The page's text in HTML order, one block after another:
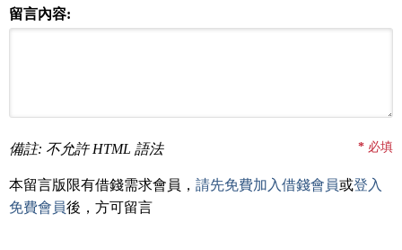
留言內容:
備註: 不允許 HTML 語法 * 必填
本留言版限有借錢需求會員， 請先免費加入借錢會員或登入
免費會員後，方可留言